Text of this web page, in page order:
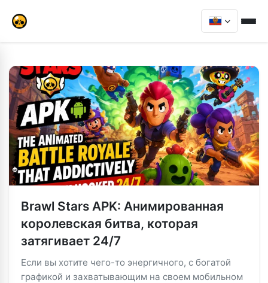
Brawl Stars APK: Анимированная
королевская битва, которая
затягивает 24/7
Если вы хотите чего-то энергичного, с богатой
графикой и захватывающим на своем мобильном